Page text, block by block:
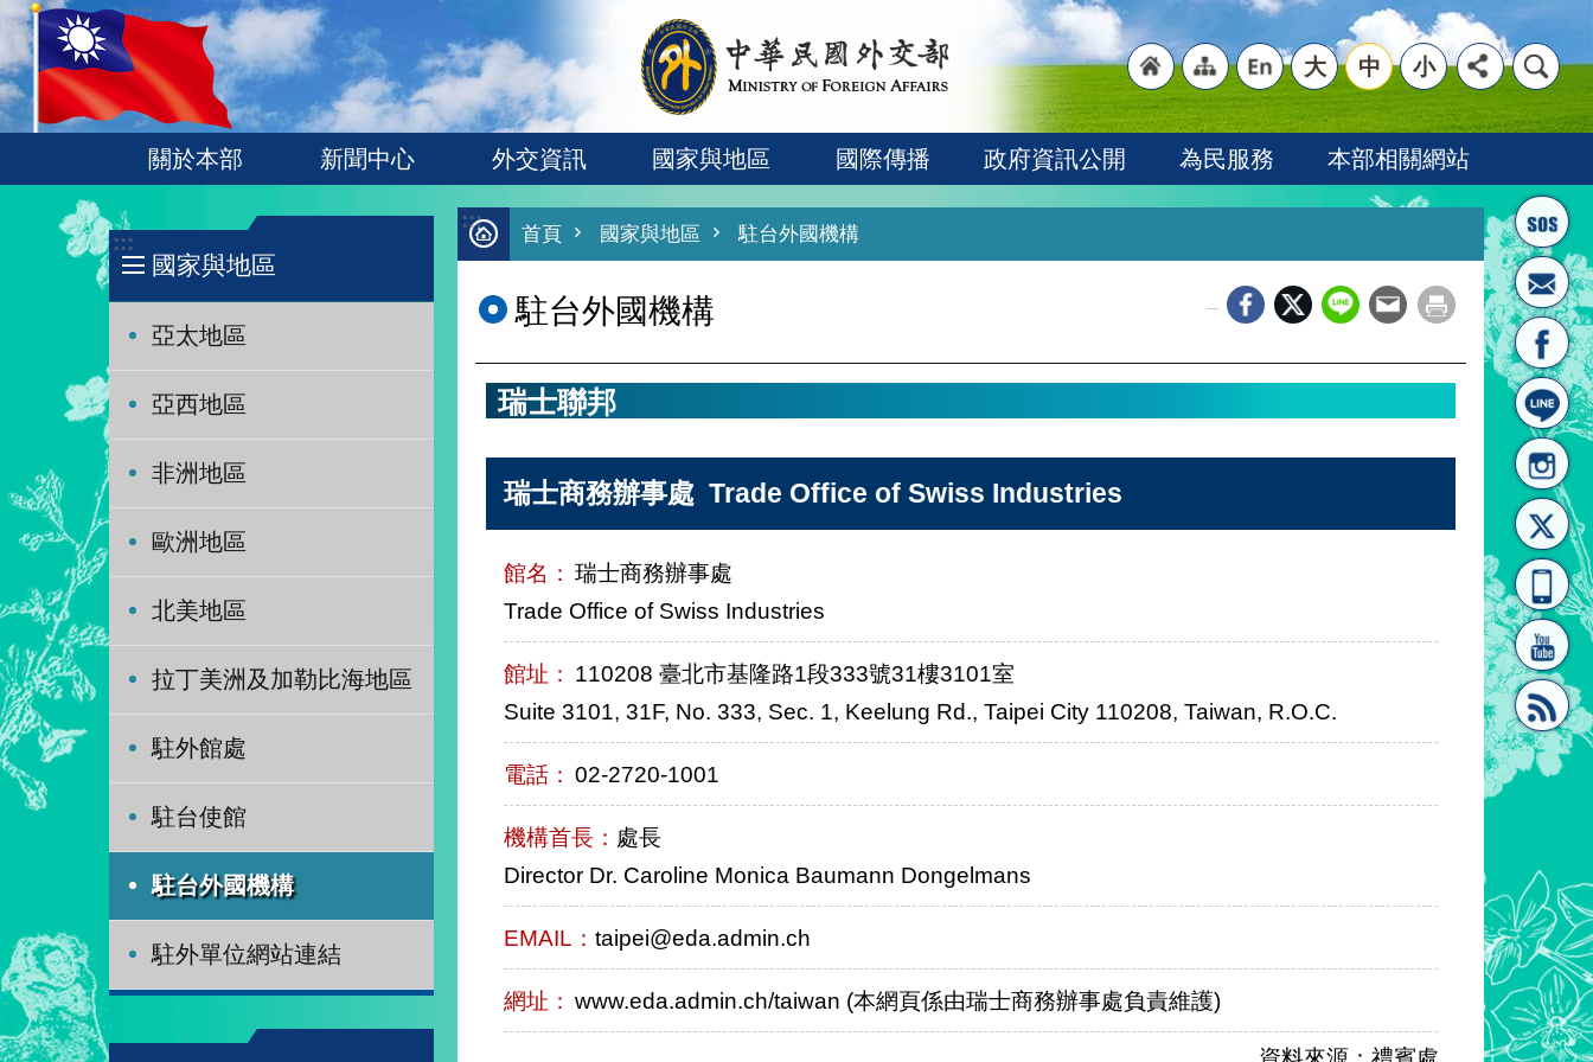
跳到主要內容區塊
:::
首頁
"網
站導
結]"
"英
文語
大 中 小
關於本部 新聞中心 外交資訊 國家與地區 國際傳播 政府資訊公開 為民服務 本部相關網站
:::
國家與地區
亞太地區
亞西地區
非洲地區
歐洲地區
北美地區
拉丁美洲及加勒比海地區
駐外館處
駐台使館
駐台外國機構
駐外單位網站連結
:::
首頁 國家與地區 駐台外國機構
駐台外國機構
瑞士聯邦
瑞士商務辦事處 Trade Office of Swiss Industries
館名： 瑞士商務辦事處
Trade Office of Swiss Industries
館址： 110208 臺北市基隆路1段333號31樓3101室
Suite 3101, 31F, No. 333, Sec. 1, Keelung Rd., Taipei City 110208, Taiwan, R.O.C.
電話： 02-2720-1001
機構首長： 處長
Director Dr. Caroline Monica Baumann Dongelmans
EMAIL： taipei@eda.admin.ch
網址： www.eda.admin.ch/taiwan (本網頁係由瑞士商務辦事處負責維護)